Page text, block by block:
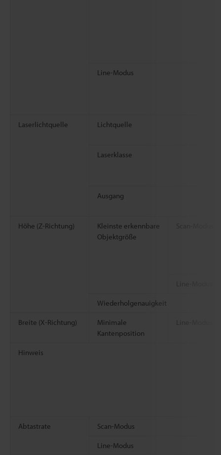
Line-Modus
Laserlichtquelle Lichtquelle
Laserklasse
Ausgang
Höhe (Z-Richtung)
Kleinste erkennbare
Objektgröße
Wiederholgenauigkeit
Breite (X-Richtung)
Minimale
Kantenposition
Hinweis
Abtastrate Scan-Modus
Line-Modus